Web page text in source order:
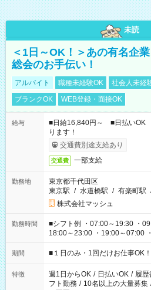
未読
＜1日～OK！＞あの有名企
総会のお手伝い！
アルバイト 職種未経験OK 社会人未経
ブランクOK
WEB登録・面接OK
給与
■日給16,840円～ ■日払いOK
ります！
交通費別途支給あり
交通費 一部支給
勤務地
東京都千代田区
東京駅 / 水道橋駅 / 有楽町駅
株式会社マッシュ
勤務時間
■シフト例 ・07:00～19:30 ・
18:00～23:00 ・19:00～07:00
etc ★最短で3時間で5,120円のお仕事から 15時間で2万円近く稼
げるお仕事も！ ご希望のお時間に合わせてご紹介！ ※シフトは
ください！
期間 ■１日のみ・1回だけお仕事OK！
特徴 週1日からOK / 日払いOK / 履歴
フト勤務 / 10名以上の大量募集